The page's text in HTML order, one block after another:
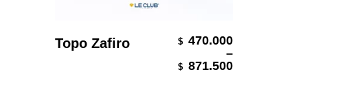
Topo Zafiro $
470.000
–
$ 871.500Price range: $